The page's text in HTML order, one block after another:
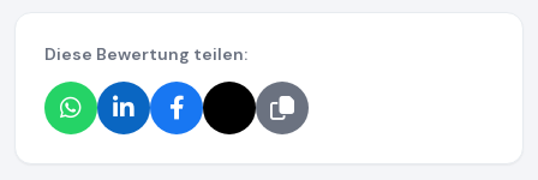
Diese Bewertung teilen: